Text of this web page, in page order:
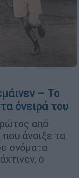
– Το
όνειρά του
από
άνοιξε τα
ονόματα
ο